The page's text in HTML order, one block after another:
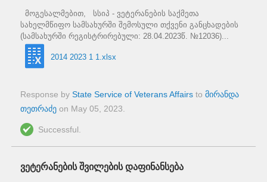
მოგესალმებით, სსიპ - ვეტერანების საქმეთა
სახელმწიფო სამსახურში შემოსული თქვენი განცხადების
(სამსახურში რეგისტრირებული: 28.04.2023წ. №12036)...
2014 2023 1 1.xlsx
Response by State Service of Veterans Affairs to მირანდა
თეთრაძე on May 05, 2023
Successful.
ვეტერანების შვილების დაფინანსება